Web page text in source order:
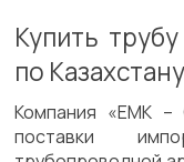
Купить
по Казахстану
Компания «ЕМК –
поставки